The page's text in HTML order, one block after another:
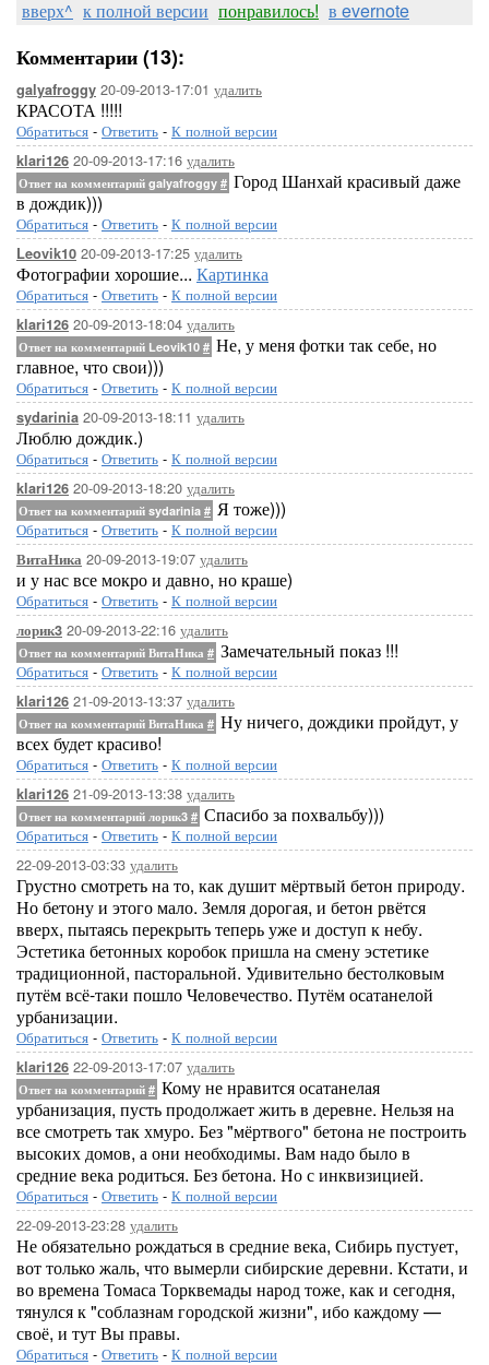
вверх^ к полной версии понравилось! в evernote
Комментарии (13):
galyafroggy 20-09-2013-17:01 удалить
КРАСОТА !!!!!
Обратиться - Ответить - К полной версии
klari126 20-09-2013-17:16 удалить
Ответ на комментарий galyafroggy # Город Шанхай красивый даже
в дождик)))
Обратиться - Ответить - К полной версии
Leovik10 20-09-2013-17:25 удалить
Фотографии хорошие... Картинка
Обратиться - Ответить - К полной версии
klari126 20-09-2013-18:04 удалить
Ответ на комментарий Leovik10 # Не, у меня фотки так себе, но
главное, что свои)))
Обратиться - Ответить - К полной версии
sydarinia 20-09-2013-18:11 удалить
Люблю дождик.)
Обратиться - Ответить - К полной версии
klari126 20-09-2013-18:20 удалить
Ответ на комментарий sydarinia # Я тоже)))
Обратиться - Ответить - К полной версии
ВитаНика 20-09-2013-19:07 удалить
и у нас все мокро и давно, но краше)
Обратиться - Ответить - К полной версии
лорик3 20-09-2013-22:16 удалить
Ответ на комментарий ВитаНика # Замечательный показ !!!
Обратиться - Ответить - К полной версии
klari126 21-09-2013-13:37 удалить
Ответ на комментарий ВитаНика # Ну ничего, дождики пройдут, у
всех будет красиво!
Обратиться - Ответить - К полной версии
klari126 21-09-2013-13:38 удалить
Ответ на комментарий лорик3 # Спасибо за похвальбу)))
Обратиться - Ответить - К полной версии
22-09-2013-03:33 удалить
Грустно смотреть на то, как душит мёртвый бетон природу.
Но бетону и этого мало. Земля дорогая, и бетон рвётся
вверх, пытаясь перекрыть теперь уже и доступ к небу.
Эстетика бетонных коробок пришла на смену эстетике
традиционной, пасторальной. Удивительно бестолковым
путём всё-таки пошло Человечество. Путём осатанелой
урбанизации.
Обратиться - Ответить - К полной версии
klari126 22-09-2013-17:07 удалить
Ответ на комментарий # Кому не нравится осатанелая
урбанизация, пусть продолжает жить в деревне. Нельзя на
все смотреть так хмуро. Без "мёртвого" бетона не построить
высоких домов, а они необходимы. Вам надо было в
средние века родиться. Без бетона. Но с инквизицией.
Обратиться - Ответить - К полной версии
22-09-2013-23:28 удалить
Не обязательно рождаться в средние века, Сибирь пустует,
вот только жаль, что вымерли сибирские деревни. Кстати, и
во времена Томаса Торквемады народ тоже, как и сегодня,
тянулся к "соблазнам городской жизни", ибо каждому —
своё, и тут Вы правы.
Обратиться - Ответить - К полной версии